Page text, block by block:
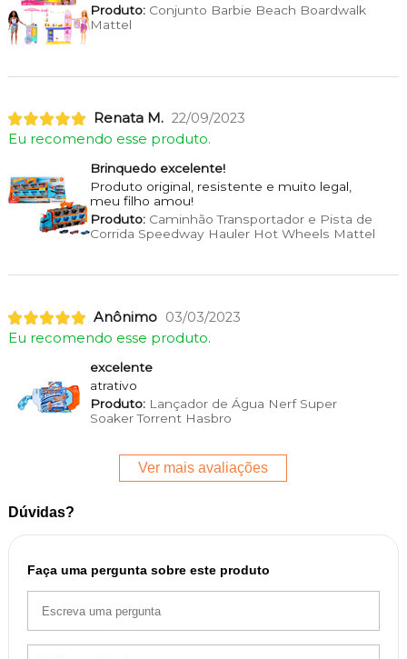
Produto:Conjunto Barbie Beach Boardwalk
Mattel
Renata M. 22/09/2023
Eu recomendo esse produto.
Brinquedo excelente!
Produto original, resistente e muito legal,
meu filho amou!
Produto:Caminhão Transportador e Pista de
Corrida Speedway Hauler Hot Wheels Mattel
Anônimo 03/03/2023
Eu recomendo esse produto.
excelente
atrativo
Produto:Lançador de Água Nerf Super
Soaker Torrent Hasbro
Ver mais avaliações
Dúvidas?
Faça uma pergunta sobre este produto